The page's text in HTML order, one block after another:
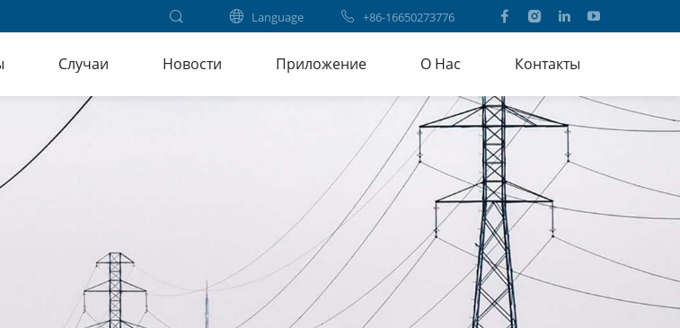
Language +86-16650273776
Случаи Новости Приложение О Нас Контакты